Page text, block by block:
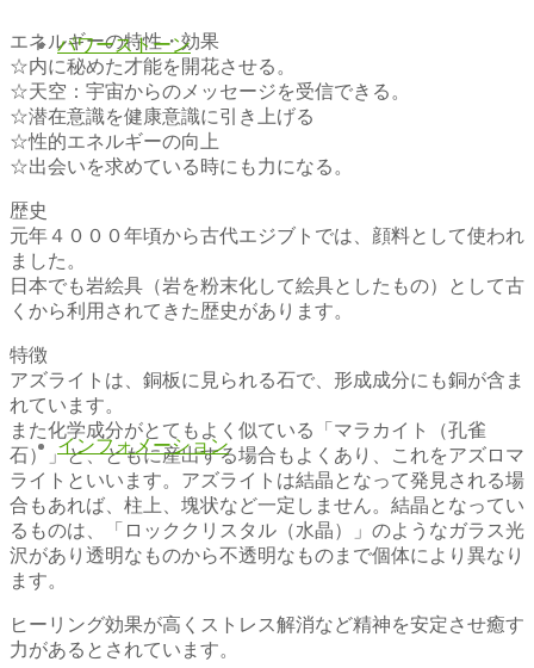
パワーストーン
インフォメーション
エネルギーの特性・効果
☆内に秘めた才能を開花させる。
☆天空：宇宙からのメッセージを受信できる。
☆潜在意識を健康意識に引き上げる
☆性的エネルギーの向上
☆出会いを求めている時にも力になる。
歴史
元年４０００年頃から古代エジブトでは、顔料として使われ
ました。
日本でも岩絵具（岩を粉末化して絵具としたもの）として古
くから利用されてきた歴史があります。
特徴
アズライトは、銅板に見られる石で、形成成分にも銅が含ま
れています。
また化学成分がとてもよく似ている「マラカイト（孔雀
石）」と、ともに産出する場合もよくあり、これをアズロマ
ライトといいます。アズライトは結晶となって発見される場
合もあれば、柱上、塊状など一定しません。結晶となってい
るものは、「ロッククリスタル（水晶）」のようなガラス光
沢があり透明なものから不透明なものまで個体により異なり
ます。
ヒーリング効果が高くストレス解消など精神を安定させ癒す
力があるとされています。